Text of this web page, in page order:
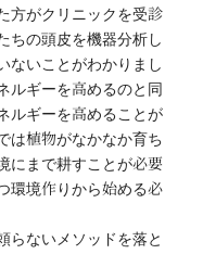
方がクリニックを受診
ちの頭皮を機器分析し
ないことがわかりまし
ルギーを高めるのと同
ルギーを高めることが
は植物がなかなか育ち
にまで耕すことが必要
環境作りから始める必
らないメソッドを落と